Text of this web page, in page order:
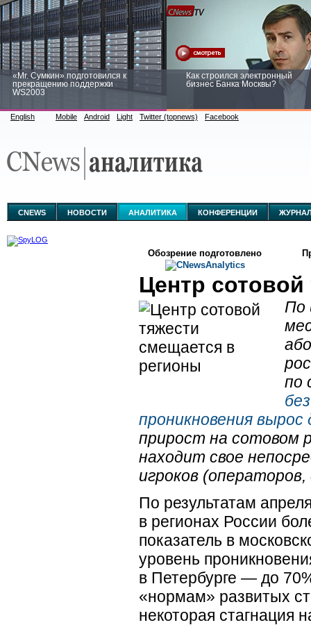
«Mr. Сумкин» подготовился к
прекращению поддержки
WS2003
Как строился электронный
бизнес Банка Москвы?
аналитике
English Mobile Android Light Twitter (topnews) Facebook
CNEWS НОВОСТИ АНАЛИТИКА КОНФЕРЕНЦИИ
Обозрение подготовлено
Центр
По
по
проникновения
прирост на сотовом
находит свое
игроков
По результатам
в регионах России
показатель в
уровень
в Петербурге — до
«нормам» развитых
некоторая стагнация